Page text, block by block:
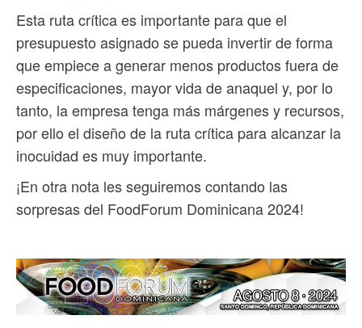
Esta ruta crítica es importante para que el
presupuesto asignado se pueda invertir de forma
que empiece a generar menos productos fuera de
especificaciones, mayor vida de anaquel y, por lo
tanto, la empresa tenga más márgenes y recursos,
por ello el diseño de la ruta crítica para alcanzar la
inocuidad es muy importante.
¡En otra nota les seguiremos contando las
sorpresas del FoodForum Dominicana 2024!